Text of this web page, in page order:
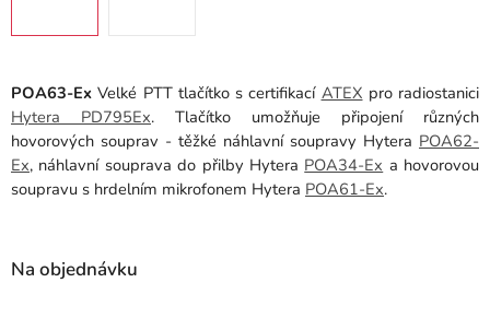
POA63-ExVelké PTT tlačítko s certifikací ATEX pro radiostanici
Hytera PD795Ex. Tlačítko umožňuje připojení různých
hovorových souprav - těžké náhlavní soupravy Hytera POA62-
Ex, náhlavní souprava do přilby Hytera POA34-Ex a hovorovou
soupravu s hrdelním mikrofonem Hytera POA61-Ex.
Na objednávku